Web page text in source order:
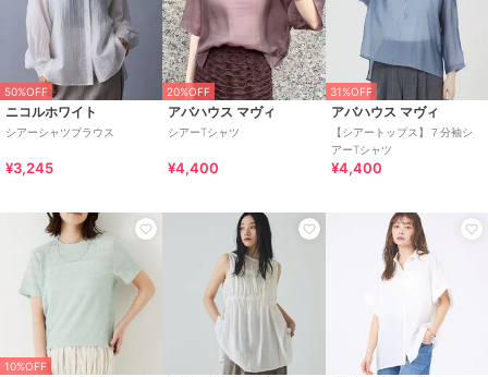
50%OFF
ニコルホワイト
シアーシャツブラウス
¥3,245
20%OFF
アバハウス マヴィ
シアーTシャツ
¥4,400
31%OFF
アバハウス マヴィ
【シアートップス】７分袖シ
アーTシャツ
¥4,400
10%OFF